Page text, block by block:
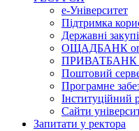
е-Університет
Підтримка
Державні
ОЩАДБАНК
ПРИВАТБАНК
Поштовий
Програмне
Інституційний
Сайти
Запитати у ректора